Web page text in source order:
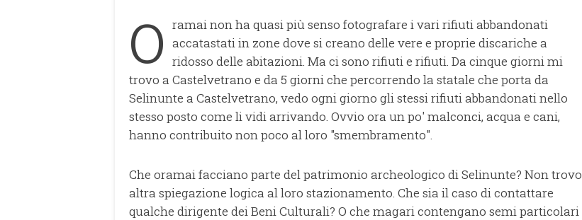
O ramai non ha quasi più senso fotografare i vari rifiuti abbandonati
accatastati in zone dove si creano delle vere e proprie discariche a
ridosso delle abitazioni. Ma ci sono rifiuti e rifiuti. Da cinque giorni mi
trovo a Castelvetrano e da 5 giorni che percorrendo la statale che porta da
Selinunte a Castelvetrano, vedo ogni giorno gli stessi rifiuti abbandonati nello
stesso posto come li vidi arrivando. Ovvio ora un po' malconci, acqua e cani,
hanno contribuito non poco al loro "smembramento".
Che oramai facciano parte del patrimonio archeologico di Selinunte? Non trovo
altra spiegazione logica al loro stazionamento. Che sia il caso di contattare
qualche dirigente dei Beni Culturali? O che magari contengano semi particolari